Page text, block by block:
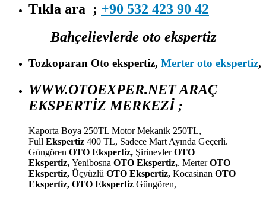
Tıkla ara ; +90 532 423 90 42
Bahçelievlerde oto ekspertiz
Tozkoparan Oto ekspertiz, Merter oto ekspertiz,
WWW.OTOEXPER.NET ARAÇ
EKSPERTİZ MERKEZİ ;
Kaporta Boya 250TL Motor Mekanik 250TL,
Full Ekspertiz 400 TL, Sadece Mart Ayında Geçerli.
Güngören OTO Ekspertiz, ŞirinevlerOTO
Ekspertiz, Yenibosna OTO Ekspertiz,. MerterOTO
Ekspertiz, Üçyüzlü OTO Ekspertiz, Kocasinan OTO
Ekspertiz, OTO Ekspertiz Güngören,